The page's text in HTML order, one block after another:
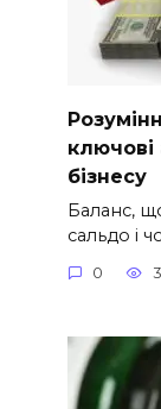
бізнесу
Баланс,
сальдо і
0